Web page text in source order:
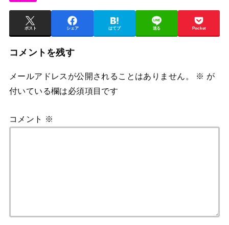
ポスト シェア はてブ 送る Pocket
コメントを残す
メールアドレスが公開されることはありません。 ※ が
付いている欄は必須項目です
コメント ※